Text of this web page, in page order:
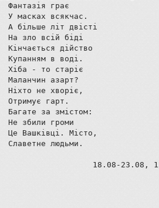
Фантазія грає
У масках всякчас.
А більше літ двісті
На зло всій біді
Кінчається дійство
Купанням в воді.
Хіба - то старіє
Маланчин азарт?
Ніхто не хворіє,
Отримує гарт.
Багате за змістом:
Не збили громи
Це Вашківці. Місто,
Славетне людьми.
18.08-23.08,